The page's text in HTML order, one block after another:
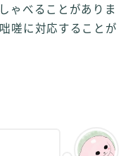
ゃべることがありま
嗟に対応することが